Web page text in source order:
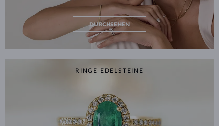
DURCHSEHEN
RINGE EDELSTEINE